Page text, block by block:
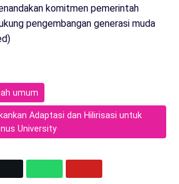
komitmen pemerintah
pengembangan generasi muda
umum
Adaptasi dan Hilirisasi untuk
University